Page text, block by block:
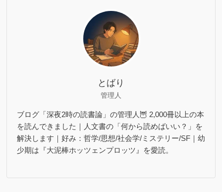
とばり
管理人
ブログ「深夜2時の読書論」の管理人🦉 2,000冊以上の本
を読んできました｜人文書の「何から読めばいい？」を
解決します｜好み：哲学/思想/社会学/ミステリー/SF｜幼
少期は『大泥棒ホッツェンプロッツ』を愛読。